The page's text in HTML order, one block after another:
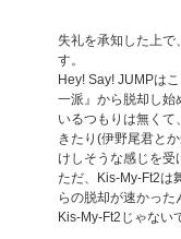
失礼を承知した上で
す。
Hey! Say! JUMPは
一派』から脱却し始
いるつもりは無くて
きたり(伊野尾君と
けしそうな感じを受
ただ、Kis-My-Ft2は
らの脱却が速かっ
Kis-My-Ft2じゃない